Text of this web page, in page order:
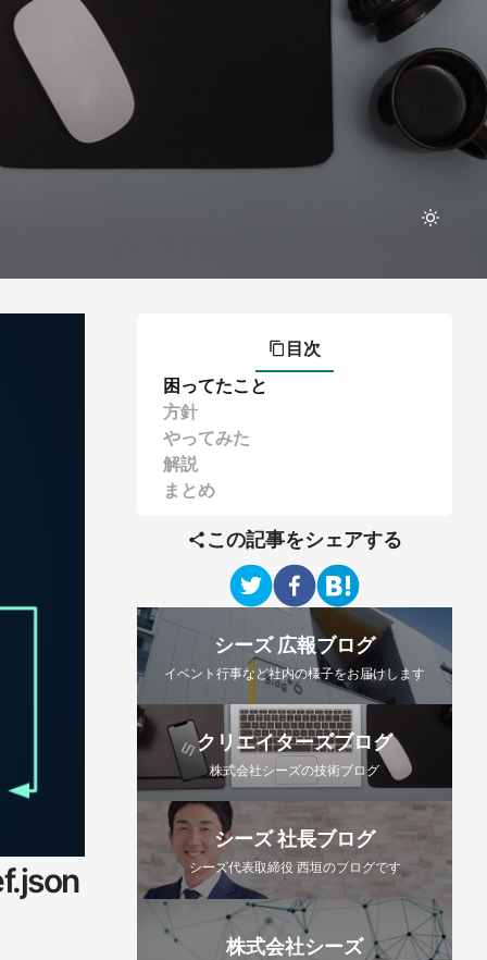
目次
困ってたこと
方針
やってみた
解説
まとめ
この記事をシェアする
シーズ 広報ブログ
イベント行事など社内の様子をお届けします
クリエイターズブログ
株式会社シーズの技術ブログ
シーズ 社長ブログ
シーズ代表取締役 西垣のブログです
株式会社シーズ